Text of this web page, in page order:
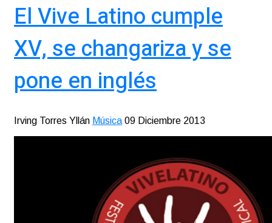
El Vive Latino cumple
XV, se changariza y se
pone en inglés
Irving Torres Yllán Música 09 Diciembre 2013